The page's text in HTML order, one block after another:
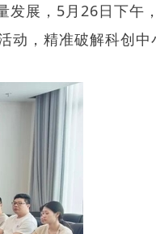
发展，5月26日下午
动，精准破解科创中